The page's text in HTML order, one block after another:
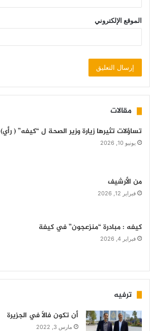
الموقع الإلكتروني
مقالات
تساؤلات تثيرها زيارة وزير الصحة ل “كيفه” ( رأي)
يونيو 10, 2026
من الأرشيف
فبراير 12, 2026
كيفه : مبادرة “منزعجون” في كيفة
فبراير 4, 2026
ترفيه
أن تكون فالاً في الجزيرة
مارس 3, 2022